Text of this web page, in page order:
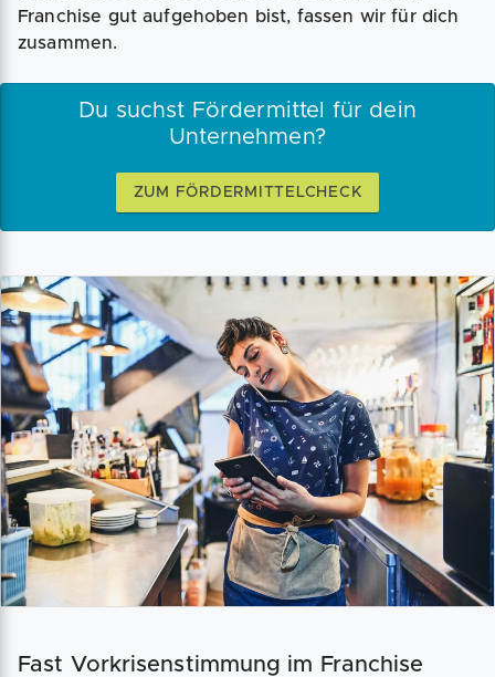
Franchise gut aufgehoben bist, fassen wir für dich
zusammen.
Du suchst Fördermittel für dein
Unternehmen?
ZUM FÖRDERMITTELCHECK
Fast Vorkrisenstimmung im Franchise